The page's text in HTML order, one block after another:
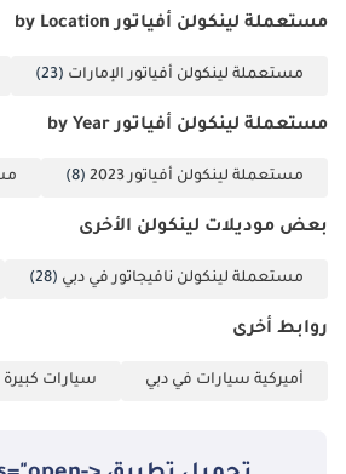
(مختوم) 3 نسخ من
4 نسخة من بطاقة
الهوية الإماراتية (إذا
واحداً فقط أو لم
وتعمل لدى شركة
أصحاب الأعمال الحرة:
تأسيس الشركة 3
مستعملة لينكولن أفياتور by Location
مستعملة لينكولن أفياتور الإمارات (23)
مستعملة لينكولن أفياتور by Year
مستعملة لينكولن أفياتور 2023 (8)
بعض موديلات لينكولن الأخرى
مستعملة لينكولن نافيجاتور في دبي (28)
روابط أخرى
أميركية سيارات في دبي سيارات كبيرة